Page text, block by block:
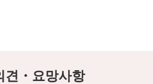
견・요망사항